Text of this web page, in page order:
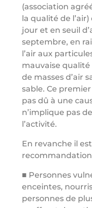
(association
la qualité de
jour et en seuil
septembre, en
l’air aux
mauvaise
de masses d’air
sable. Ce
pas dû à une
n’implique pas
l’activité.
En revanche il
■ Personnes
enceintes,
personnes de